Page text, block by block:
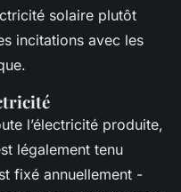
solaire plutôt
incitations avec les
l’électricité produite,
légalement tenu
fixé annuellement -